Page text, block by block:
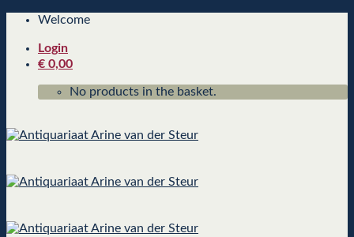
Skip
content
Welcome
Login
€ 0,00
No products in the basket.